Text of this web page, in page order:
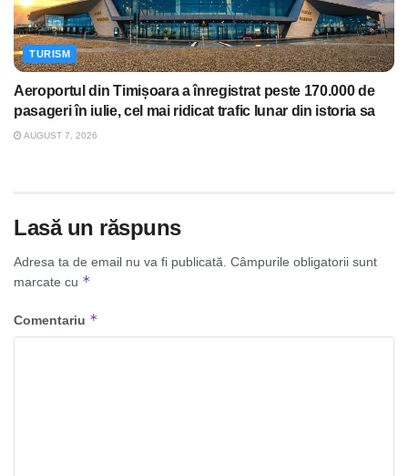
TURISM
Aeroportul din Timișoara a înregistrat peste 170.000 de
pasageri în iulie, cel mai ridicat trafic lunar din istoria sa
AUGUST 7, 2026
Lasă un răspuns
Adresa ta de email nu va fi publicată. Câmpurile obligatorii sunt
marcate cu *
Comentariu *